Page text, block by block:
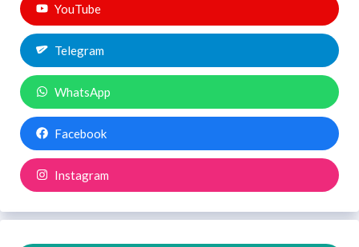
YouTube
Telegram
WhatsApp
Facebook
Instagram